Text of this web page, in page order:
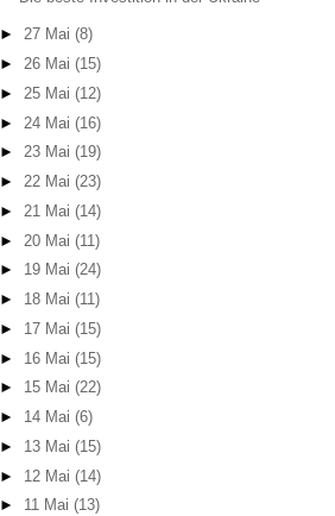
►27 Mai(8)
►26 Mai(15)
► 25 Mai(12)
► 24 Mai(16)
►23 Mai(19)
►22 Mai(23)
► 21 Mai(14)
► 20 Mai(11)
► 19 Mai(24)
► 18 Mai(11)
► 17 Mai(15)
► 16 Mai(15)
► 15 Mai(22)
► 14 Mai(6)
► 13 Mai(15)
► 12 Mai(14)
► 11 Mai(13)